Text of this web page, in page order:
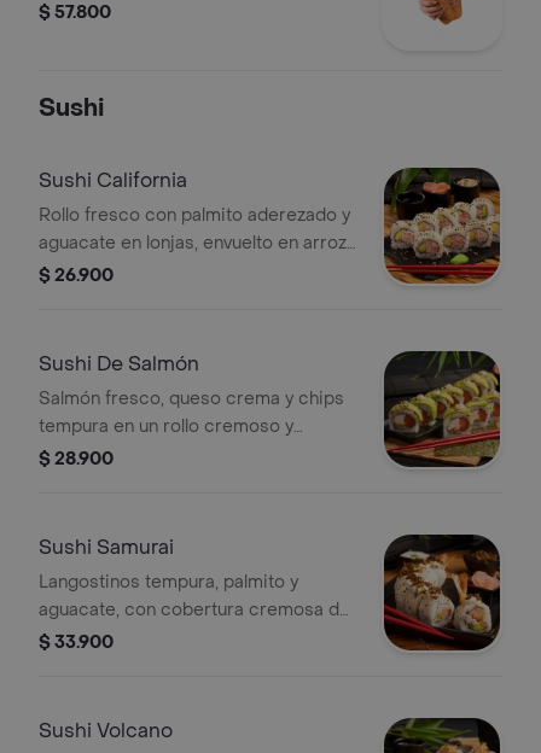
$ 57.800
Sushi
Sushi California
Rollo fresco con palmito aderezado y
aguacate en lonjas, envuelto en arroz
sazonado y ajonjolí. Un clásico
$ 26.900
Sushi De Salmón
Salmón fresco, queso crema y chips
tempura en un rollo cremoso y
crujiente, con aguacate, mayonesa
$ 28.900
Sushi Samurai
Langostinos tempura, palmito y
aguacate, con cobertura cremosa de
coco, cebolla puerro caramelizada, un
$ 33.900
Sushi Volcano